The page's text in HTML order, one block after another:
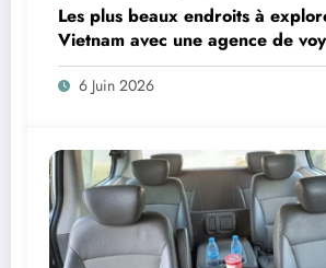
Les plus beaux endroits à
Vietnam avec une agence de
locale
6 Juin 2026